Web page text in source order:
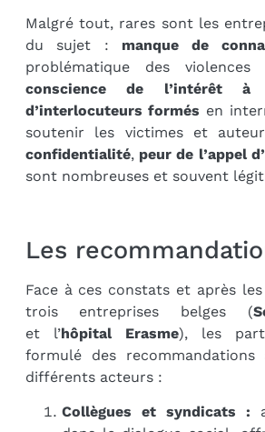
Malgré tout, rares sont les
du sujet : manque de
problématique des
conscience de l’intérêt à
d’interlocuteurs formés en
soutenir les victimes et
confidentialité, peur de l’appel
sont nombreuses et souvent
Les
Face à ces constats et après
trois entreprises belges (
et l’hôpital Erasme), les
formulé des recommandations
différents acteurs :
Collègues et syndicats :